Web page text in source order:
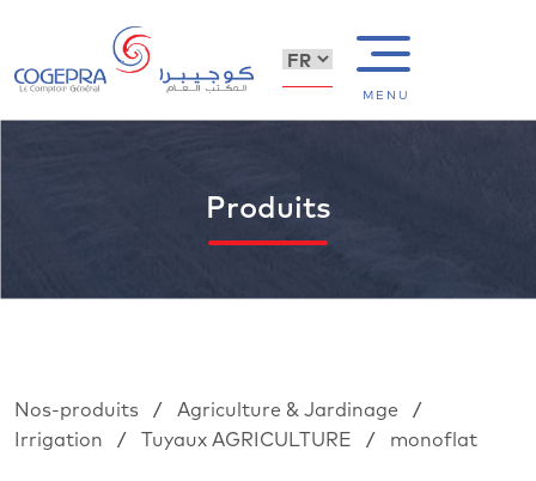
MENU
Produits
Nos-produits / Agriculture & Jardinage /
Irrigation / Tuyaux AGRICULTURE / monoflat